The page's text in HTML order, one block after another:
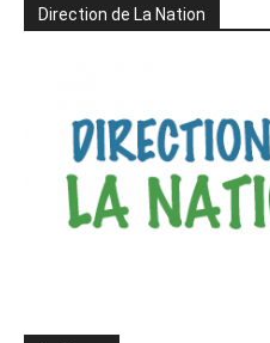
Direction de La Nation